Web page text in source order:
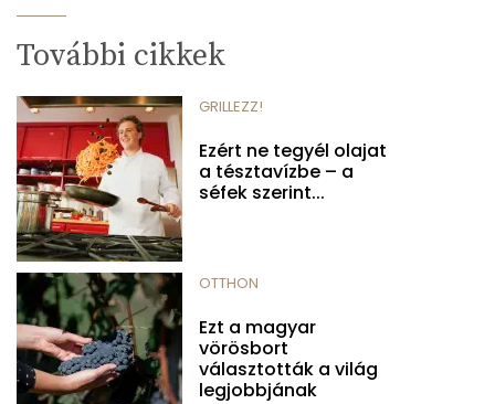
További cikkek
GRILLEZZ!
Ezért ne tegyél olajat
a tésztavízbe – a
séfek szerint...
OTTHON
Ezt a magyar
vörösbort
választották a világ
legjobbjának